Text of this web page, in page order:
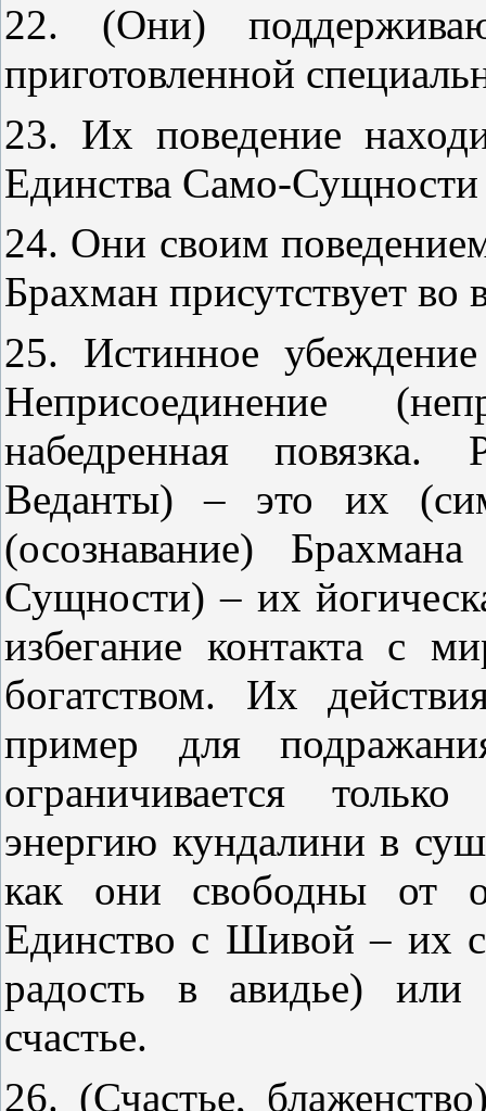
22. (Они)
приготовленной
23. Их поведение
Единства Само-
24. Они своим
Брахман присутствует во
25. Истинное
Неприсоединение
набедренная
Веданты) – это их
(осознавание)
Сущности) – их
избегание контакта с
богатством. Их
пример для
ограничивается
энергию кундалини в
как они свободны от
Единство с Шивой – их
радость в авидье)
счастье.
26. (Счастье,